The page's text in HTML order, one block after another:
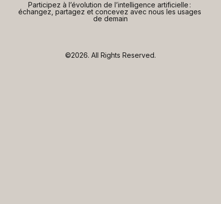
Participez à l’évolution de l’intelligence artificielle :
échangez, partagez et concevez avec nous les usages
de demain
©2026. All Rights Reserved.